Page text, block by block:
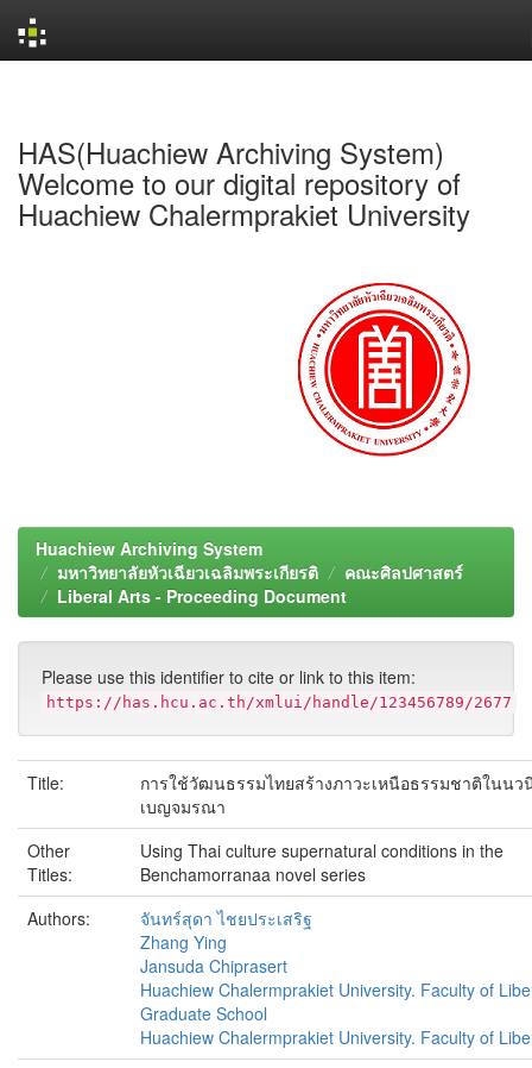
HAS(Huachiew Archiving System)
Welcome to our digital repository of
Huachiew Chalermprakiet University
Huachiew Archiving System
มหาวิทยาลัยหัวเฉียวเฉลิมพระเกียรติ
คณะศิลปศาสตร์
Liberal Arts - Proceeding Document
Please use this identifier to cite or link to this item:
https://has.hcu.ac.th/xmlui/handle/123456789/2677
Title:
การใช้วัฒนธรรมไทยสร้างภาวะเหนือธรรมชาติในนว
เบญจมรณา
Other
Titles:
Using Thai culture supernatural conditions in the
Benchamorranaa novel series
Authors:
จันทร์สุดา ไชยประเสริฐ
Zhang Ying
Jansuda Chiprasert
Huachiew Chalermprakiet University. Faculty of
Graduate School
Huachiew Chalermprakiet University. Faculty of